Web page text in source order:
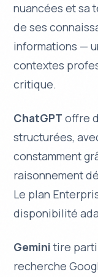
nuancées et sa
de ses
informations —
contextes
critique.
ChatGPT offre
structurées,
constamment
raisonnement
Le plan
disponibilité
Geminitire parti
recherche